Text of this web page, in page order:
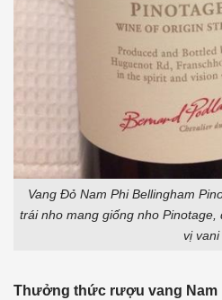
Vang Đỏ Nam Phi Bellingham
trái nho mang giống nho Pinotage,
vị vani
Thưởng thức rượu vang Nam